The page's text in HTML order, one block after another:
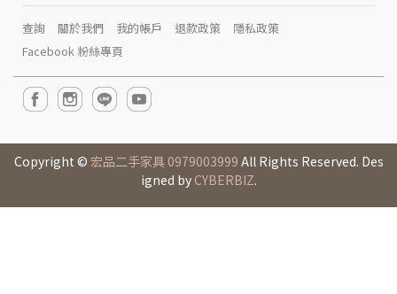
查詢 關於我們 我的帳戶 退款政策
隱私政策
Facebook 粉絲專頁
Copyright © 宏品二手家具 0979003999 All Rights Reserved. Des
igned by CYBERBIZ.